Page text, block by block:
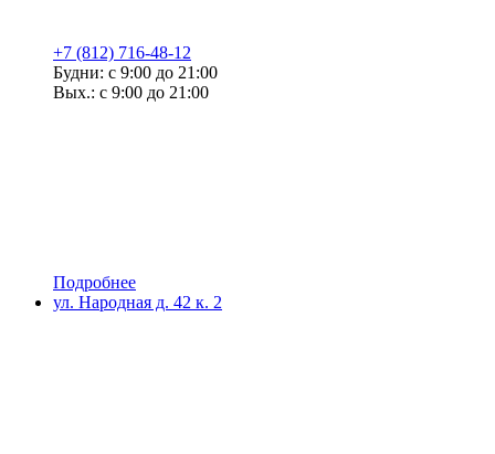
+7 (812) 716-48-12
Будни: с 9:00 до 21:00
Вых.: с 9:00 до 21:00
Подробнее
ул. Народная д. 42 к. 2